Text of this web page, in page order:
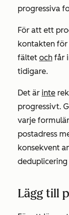
progressiva
För att ett
kontakten för
fältet och får
tidigare.
Det är inte
progressivt.
varje
postadress
konsekvent
Lägg till